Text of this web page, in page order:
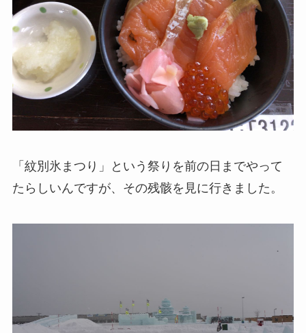
「紋別氷まつり」という祭りを前の日までやって
たらしいんですが、その残骸を見に行きました。